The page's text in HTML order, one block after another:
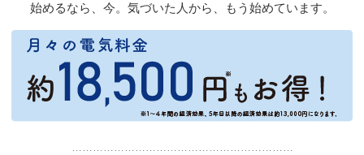
始めるなら、今。気づいた人から、もう始めています。
………………………………………………………